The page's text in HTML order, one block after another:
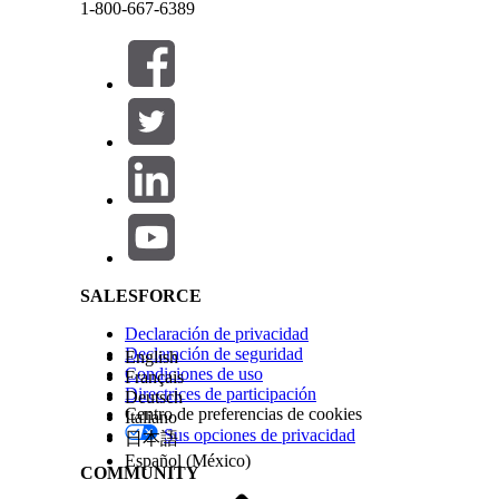
Este texto se ha traducido utilizando un sistema de traducción automática de Salesforce.
trabajo históricas. A continuación podrá utilizar
Un planificador puede definir tipos de
Programación de turnos, los campos de umbral
El modo en que los representantes del servicio
de si está utilizando Programación de turnos o
En Programación de turnos, un representante
registro Recurso de servicio. Los representantes
turno. El acceso requiere el conjunto de
En Gestión de plantilla de trabajo, los
asistencia al conjunto de permisos Agente de
en tiempo real y enviar notificaciones por correo
Para actualizar segmentos de turnos, los
de turnos en Gestión de plantilla de trabajo,
Límites generales
Límite
Número máximo de recursos de servicio
1-800-667-6389
SALESFORCE
Declaración de privacidad
Declaración de seguridad
Condiciones de uso
Directrices de participación
Centro de preferencias de cookies
Sus opciones de privacidad
COMMUNITY
English
Français
Deutsch
Italiano
日本語
Español (México)
Salesforce Help | Article